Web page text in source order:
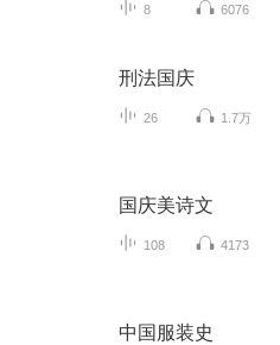
8 6076
刑法国庆
26 1.7万
国庆美诗文
108 4173
中国服装史